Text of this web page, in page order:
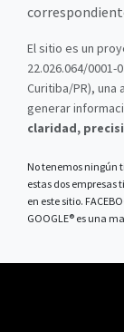
El sitio es un
22.026.064/0001-
Curitiba/PR), una
generar
claridad,
No tenemos ningún
estas dos
en este sitio.
GOOGLE® es una